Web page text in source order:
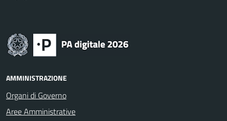
AMMINISTRAZIONE
Organi di Governo
Aree Amministrative